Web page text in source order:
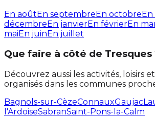
En aoûtEn septembreEn octobre
décembreEn janvierEn févrierEn
maiEn juinEn juillet
Que faire à côté de Tresques
Découvrez aussi les activités, loisirs
organisés dans les communes
Bagnols-sur-CèzeConnauxGaujac
l'ArdoiseSabranSaint-Pons-la-Calm